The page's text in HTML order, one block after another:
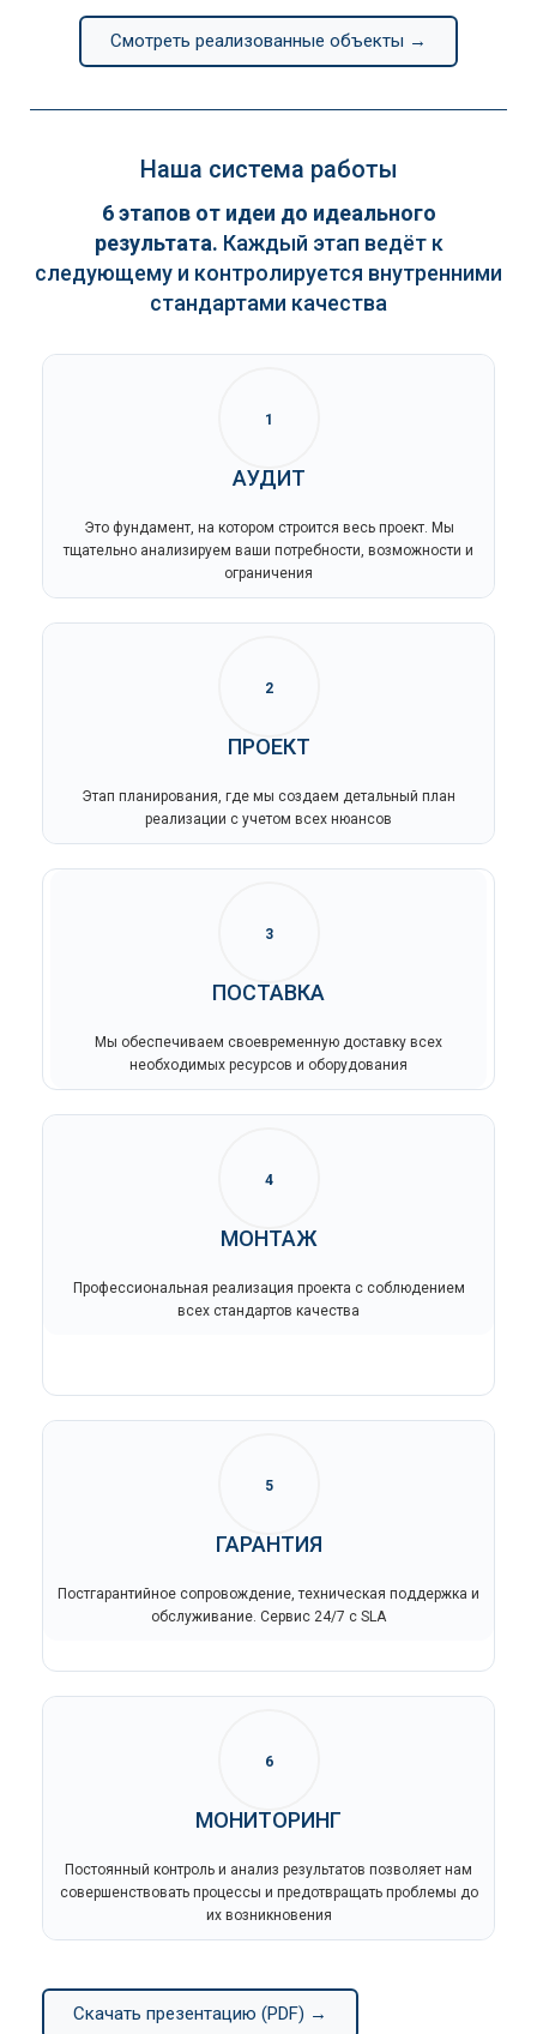
Continental
Смотреть реализованные объекты →
Наша система работы
6 этапов от идеи до идеального
результата. Каждый этап ведёт к
следующему и контролируется внутренними
стандартами качества
1
АУДИТ
Это фундамент, на котором строится весь проект. Мы
тщательно анализируем ваши потребности, возможности и
ограничения
2
ПРОЕКТ
Этап планирования, где мы создаем детальный план
реализации с учетом всех нюансов
3
ПОСТАВКА
Мы обеспечиваем своевременную доставку всех
необходимых ресурсов и оборудования
4
МОНТАЖ
Профессиональная реализация проекта с соблюдением
всех стандартов качества
5
ГАРАНТИЯ
Постгарантийное сопровождение, техническая поддержка и
обслуживание. Сервис 24/7 с SLA
6
МОНИТОРИНГ
Постоянный контроль и анализ результатов позволяет нам
совершенствовать процессы и предотвращать проблемы до
их возникновения
Скачать презентацию (PDF) →